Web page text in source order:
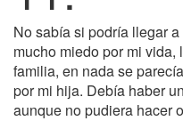
No sabía si podría llegar
mucho miedo por mi
familia, en nada se
por mi hija. Debía haber
aunque no pudiera hacer